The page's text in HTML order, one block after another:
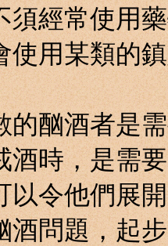
常使用藥
使用某類的
酒者是需
酒時，是需
以令他們展
題，起步